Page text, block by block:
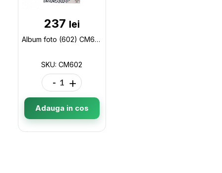
237 lei
Album foto (602) CM602
SKU: CM602
- +
Adauga in cos